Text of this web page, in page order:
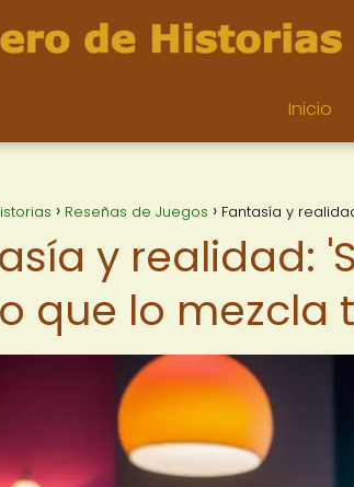
Inicio
Reseñas de Juegos Fantasía y
y realidad:
que lo mezcla